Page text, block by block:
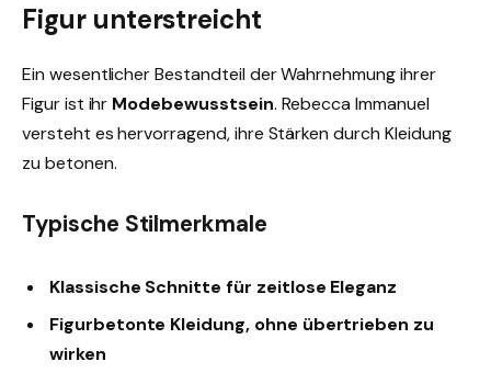
Figur unterstreicht
Ein wesentlicher Bestandteil der Wahrnehmung ihrer
Figur ist ihr Modebewusstsein. Rebecca Immanuel
versteht es hervorragend, ihre Stärken durch Kleidung
zu betonen.
Typische Stilmerkmale
Klassische Schnitte für zeitlose Eleganz
Figurbetonte Kleidung, ohne übertrieben zu
wirken